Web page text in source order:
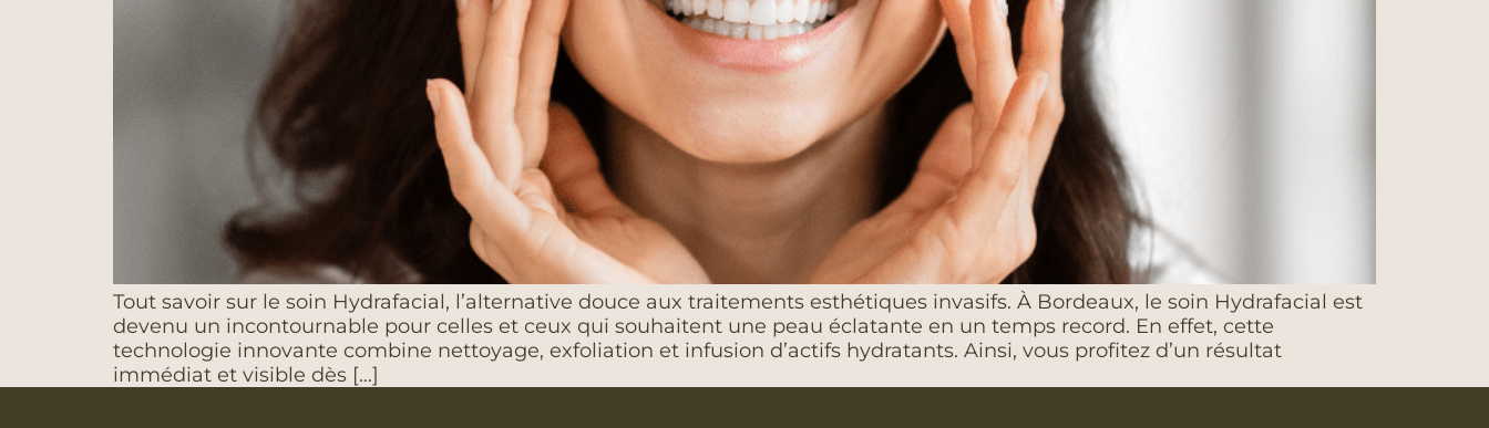
Tout savoir sur le soin Hydrafacial, l’alternative douce aux traitements esthétiques invasifs. À Bordeaux, le soin Hydrafacial est
devenu un incontournable pour celles et ceux qui souhaitent une peau éclatante en un temps record. En effet, cette
technologie innovante combine nettoyage, exfoliation et infusion d’actifs hydratants. Ainsi, vous profitez d’un résultat
immédiat et visible dès […]